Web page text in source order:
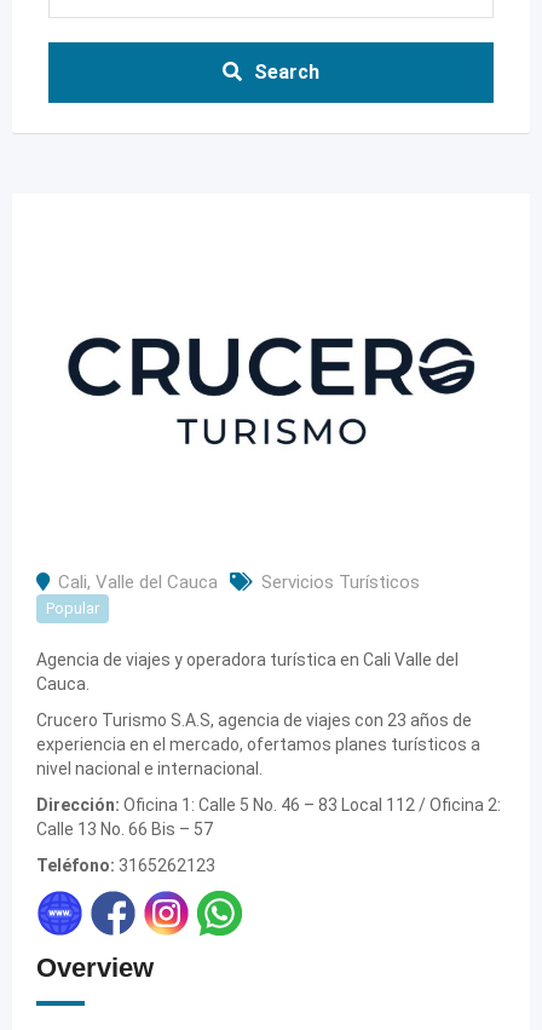
Search
Cali, Valle del Cauca Servicios Turísticos
Popular
Agencia de viajes y operadora turística en Cali Valle del
Cauca.
Crucero Turismo S.A.S, agencia de viajes con 23 años de
experiencia en el mercado, ofertamos planes turísticos a
nivel nacional e internacional.
Dirección: Oficina 1: Calle 5 No. 46 – 83 Local 112 / Oficina 2:
Calle 13 No. 66 Bis – 57
Teléfono: 3165262123
Overview